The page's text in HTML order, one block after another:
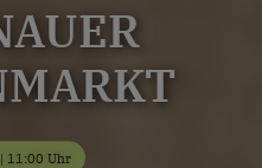
11:00 Uhr